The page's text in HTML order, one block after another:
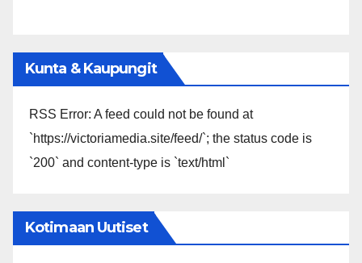
Kunta & Kaupungit
RSS Error: A feed could not be found at
`https://victoriamedia.site/feed/`; the status code is
`200` and content-type is `text/html`
Kotimaan Uutiset